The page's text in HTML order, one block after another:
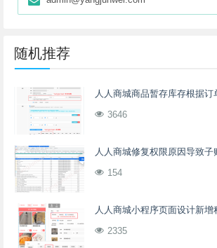
随机推荐
人人商城商品暂存库存根据订
3646
人人商城修复权限原因导致
154
人人商城小程序页面设计新
2335